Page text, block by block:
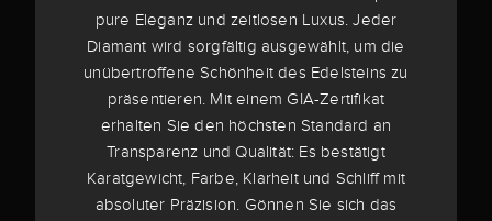
pure Eleganz und zeitlosen Luxus. Jeder
Diamant wird sorgfältig ausgewählt, um die
unübertroffene Schönheit des Edelsteins zu
präsentieren. Mit einem GIA-Zertifikat
erhalten Sie den höchsten Standard an
Transparenz und Qualität: Es bestätigt
Karatgewicht, Farbe, Klarheit und Schliff mit
absoluter Präzision. Gönnen Sie sich das